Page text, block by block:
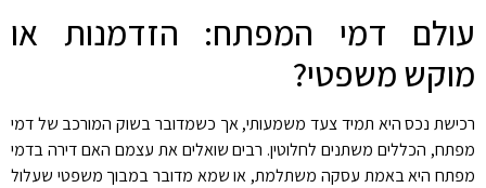
עולם דמי המפתח: הזדמנות או
מוקש משפטי?
רכישת נכס היא תמיד צעד משמעותי, אך כשמדובר בשוק המורכב של דמי
מפתח, הכללים משתנים לחלוטין. רבים שואלים את עצמם האם דירה בדמי
מפתח היא באמת עסקה משתלמת, או שמא מדובר במבוך משפטי שעלול